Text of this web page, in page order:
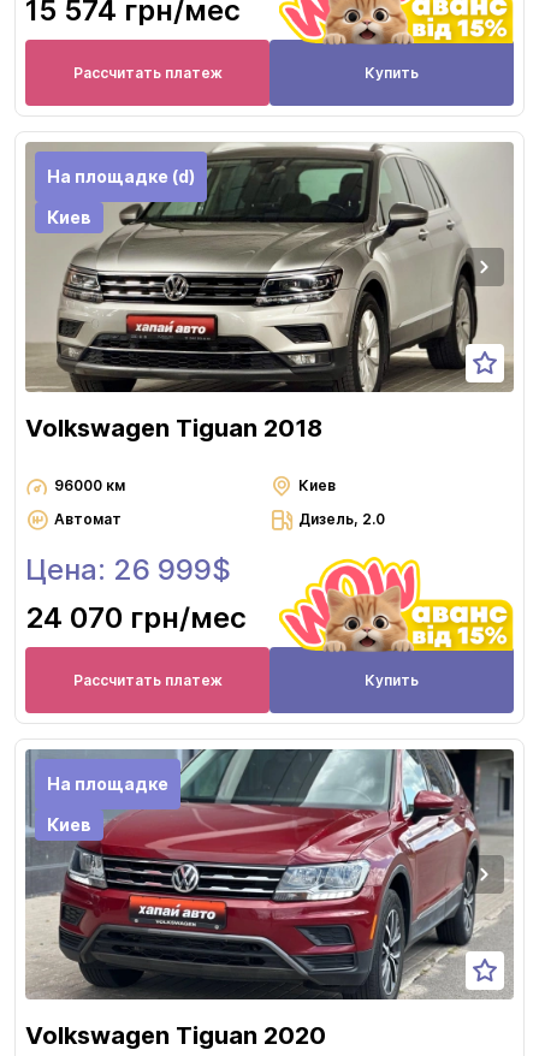
15 574 грн/мес
Рассчитать платеж Купить
На площадке (d)
Киев
Volkswagen Tiguan 2018
96000 км
Киев
Автомат
Дизель, 2.0
Цена: 26 999$
24 070 грн/мес
Рассчитать платеж Купить
На площадке
Киев
Volkswagen Tiguan 2020